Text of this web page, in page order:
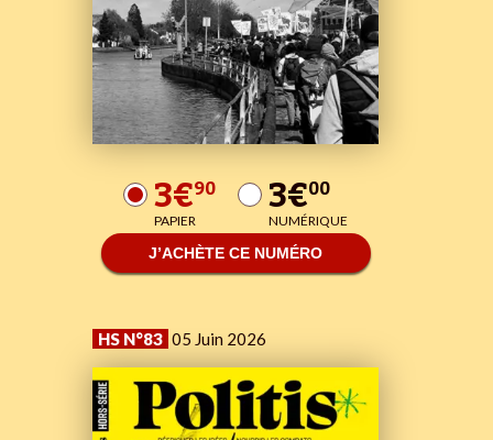
3€90
PAPIER 3€00
NUMÉRIQUE
J’ACHÈTE CE NUMÉRO
HS N°83 05 Juin 2026